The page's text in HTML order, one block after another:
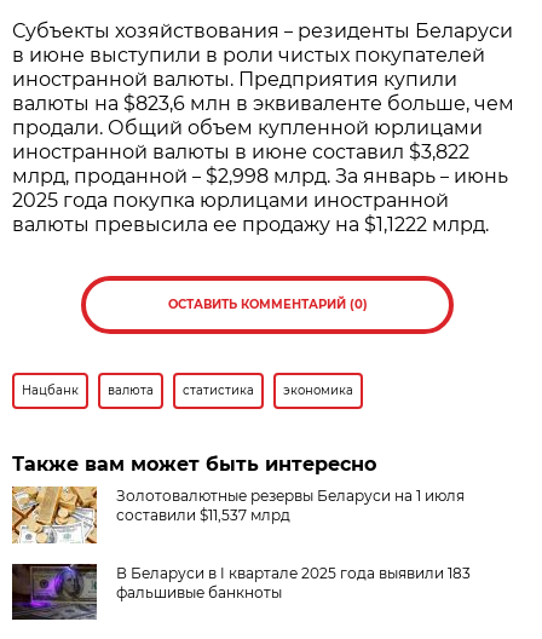
Субъекты хозяйствования– резиденты Беларуси
в июне выступили в роли чистых покупателей
иностранной валюты. Предприятия купили
валюты на $823,6 млн в эквиваленте больше, чем
продали. Общий объем купленной юрлицами
иностранной валюты в июне составил $3,822
млрд, проданной– $2,998 млрд. За январь– июнь
2025 года покупка юрлицами иностранной
валюты превысила ее продажу на $1,1222 млрд.
ОСТАВИТЬ КОММЕНТАРИЙ (0)
Нацбанк валюта статистика экономика
Также вам может быть интересно
Золотовалютные резервы Беларуси на 1 июля
составили $11,537 млрд
В Беларуси в I квартале 2025 года выявили 183
фальшивые банкноты